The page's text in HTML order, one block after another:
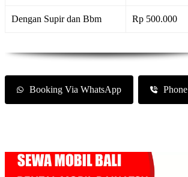
Dengan Supir dan Bbm Rp 500.000
Booking Via WhatsApp Phone